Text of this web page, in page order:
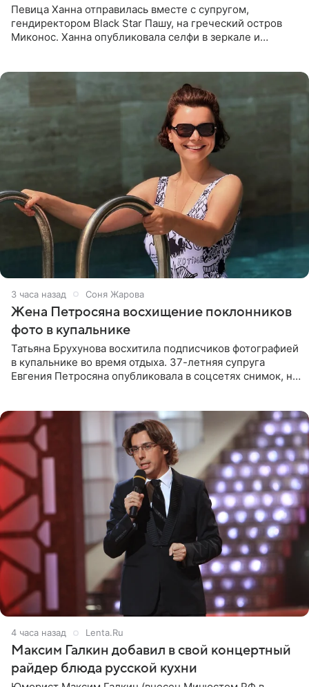
Певица Ханна отправилась вместе с супругом,
гендиректором Black Star Пашу, на греческий остров
Миконос. Ханна опубликовала селфи в зеркале и
3 часа назад Соня Жарова
Жена Петросяна восхищение поклонников
фото в купальнике
Татьяна Брухунова восхитила подписчиков фотографией
в купальнике во время отдыха. 37-летняя супруга
Евгения Петросяна опубликовала в соцсетях снимок, на
4 часа назад Lenta.Ru
Максим Галкин добавил в свой концертный
райдер блюда русской кухни